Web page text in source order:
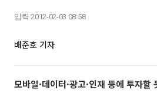
입력 2012-02-03 08:58
배준호 기자
모바일·데이터·광고·인재 등에 투자할